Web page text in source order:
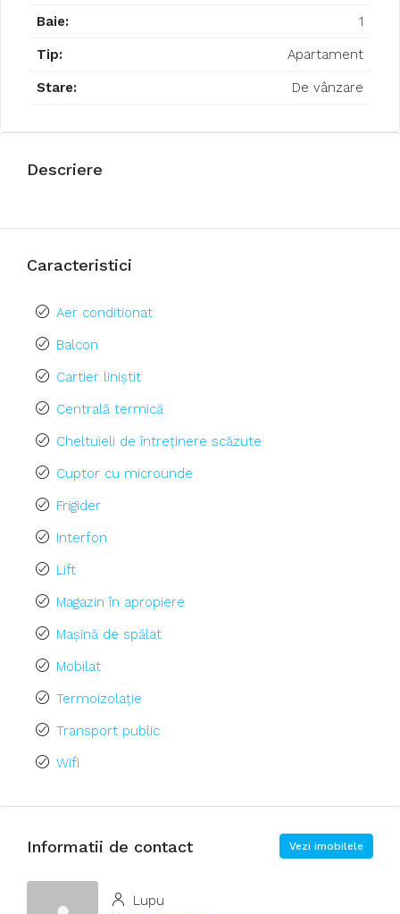
Baie: 1
Tip: Apartament
Stare: De vânzare
Descriere
Caracteristici
Aer conditionat
Balcon
Cartier liniștit
Centrală termică
Cheltuieli de întreținere scăzute
Cuptor cu microunde
Frigider
Interfon
Lift
Magazin în apropiere
Mașină de spălat
Mobilat
Termoizolație
Transport public
Wifi
Informatii de contact Vezi imobilele
Lupu